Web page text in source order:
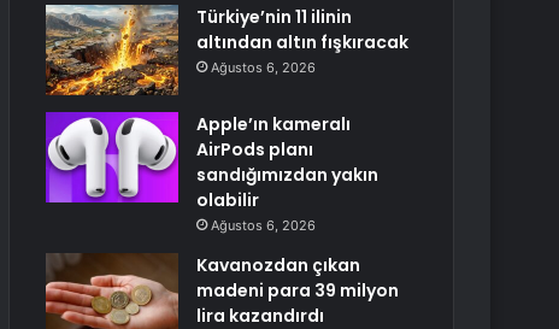
Türkiye’nin 11 ilinin
altından altın fışkıracak
Ağustos 6, 2026
Apple’ın kameralı
AirPods planı
sandığımızdan yakın
olabilir
Ağustos 6, 2026
Kavanozdan çıkan
madeni para 39 milyon
lira kazandırdı